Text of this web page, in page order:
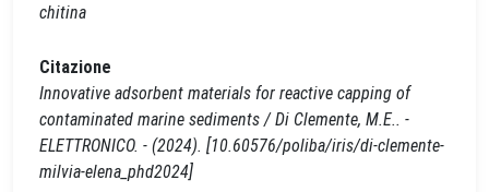
chitina
Citazione
Innovative adsorbent materials for reactive capping of
contaminated marine sediments / Di Clemente, M.E.. -
ELETTRONICO. - (2024). [10.60576/poliba/iris/di-clemente-
milvia-elena_phd2024]